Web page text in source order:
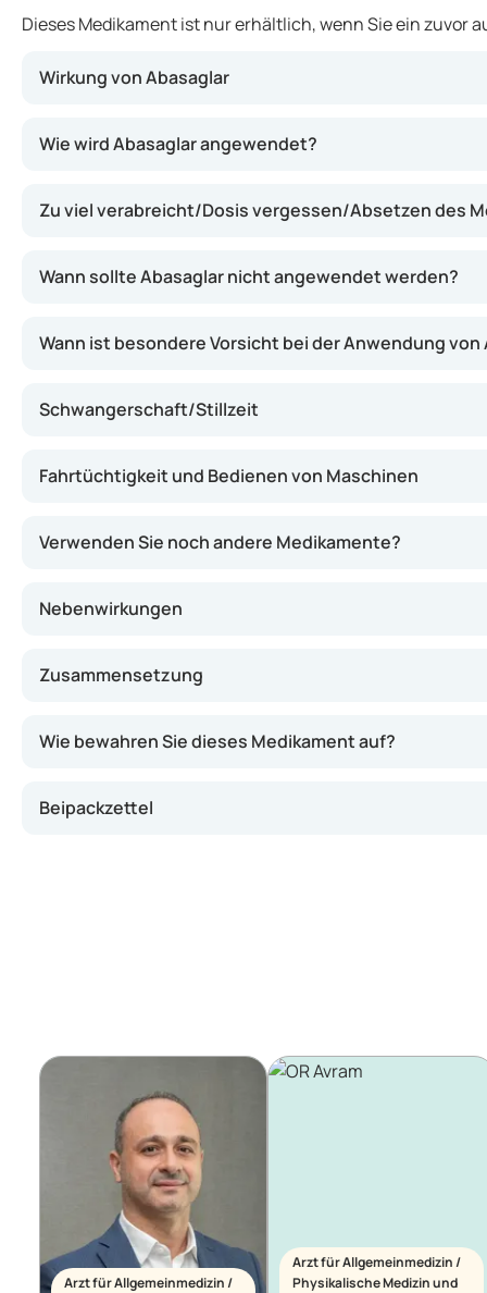
Dieses Medikament ist nur erhältlich, wenn Sie ein zuvor
Wirkung von Abasaglar
Wie wird Abasaglar angewendet?
Zu viel verabreicht/Dosis vergessen/Absetzen des
Wann sollte Abasaglar nicht angewendet werden?
Wann ist besondere Vorsicht bei der Anwendung
Schwangerschaft/Stillzeit
Fahrtüchtigkeit und Bedienen von Maschinen
Verwenden Sie noch andere Medikamente?
Nebenwirkungen
Zusammensetzung
Wie bewahren Sie dieses Medikament auf?
Beipackzettel
Arzt für Allgemeinmedizin /
Arzt für Allgemeinmedizin /
Physikalische Medizin und